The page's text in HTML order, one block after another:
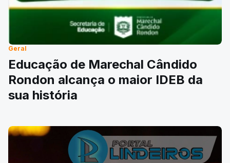
Geral
Educação de Marechal Cândido
Rondon alcança o maior IDEB da
sua história